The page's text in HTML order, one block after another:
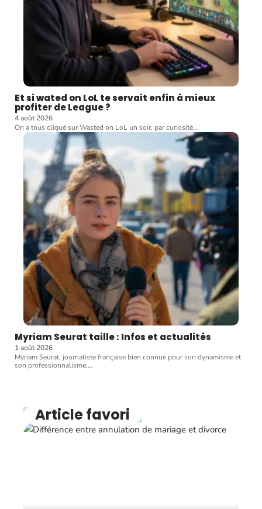
Et si wated on LoL te servait enfin à mieux
profiter de League ?
4 août 2026
On a tous cliqué sur Wasted on LoL un soir, par curiosité…
Myriam Seurat taille : Infos et actualités
1 août 2026
Myriam Seurat, journaliste française bien connue pour son dynamisme et
son professionnalisme,…
Article favori